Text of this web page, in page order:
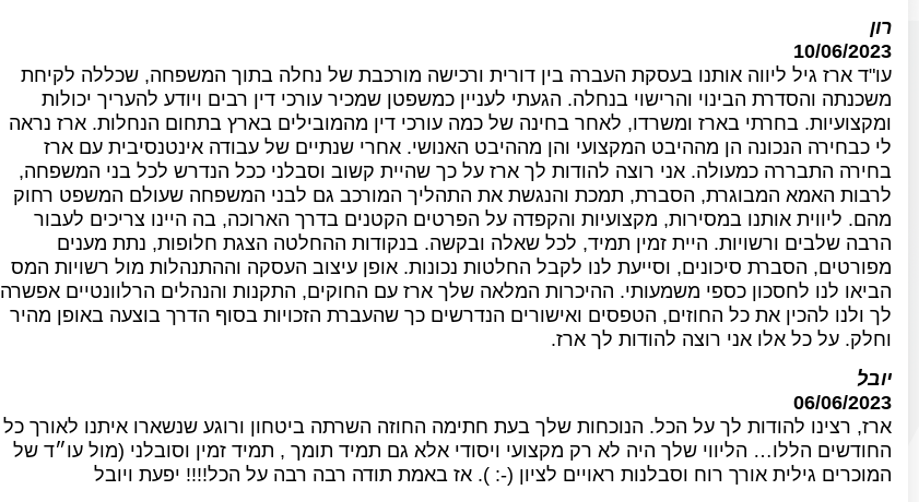
רון
10/06/2023
עו"ד ארז גיל ליווה אותנו בעסקת העברה בין דורית ורכישה מורכבת של נחלה בתוך המשפחה, שכללה לקיחת
משכנתה והסדרת הבינוי והרישוי בנחלה. הגעתי לעניין כמשפטן שמכיר עורכי דין רבים ויודע להעריך יכולות
ומקצועיות. בחרתי בארז ומשרדו, לאחר בחינה של כמה עורכי דין מהמובילים בארץ בתחום הנחלות. ארז נראה
לי כבחירה הנכונה הן מההיבט המקצועי והן מההיבט האנושי. אחרי שנתיים של עבודה אינטנסיבית עם ארז
בחירה התבררה כמעולה. אני רוצה להודות לך ארז על כך שהיית קשוב וסבלני ככל הנדרש לכל בני המשפחה,
לרבות האמא המבוגרת, הסברת, תמכת והנגשת את התהליך המורכב גם לבני המשפחה שעולם המשפט רחוק
מהם. ליווית אותנו במסירות, מקצועיות והקפדה על הפרטים הקטנים בדרך הארוכה, בה היינו צריכים לעבור
הרבה שלבים ורשויות. היית זמין תמיד, לכל שאלה ובקשה. בנקודות ההחלטה הצגת חלופות, נתת מענים
מפורטים, הסברת סיכונים, וסייעת לנו לקבל החלטות נכונות. אופן עיצוב העסקה וההתנהלות מול רשויות המס
הביאו לנו לחסכון כספי משמעותי. ההיכרות המלאה שלך ארז עם החוקים, התקנות והנהלים הרלוונטיים אפשרה
לך ולנו להכין את כל החוזים, הטפסים ואישורים הנדרשים כך שהעברת הזכויות בסוף הדרך בוצעה באופן מהיר
וחלק. על כל אלו אני רוצה להודות לך ארז.
יובל
06/06/2023
ארז, רצינו להודות לך על הכל. הנוכחות שלך בעת חתימה החוזה השרתה ביטחון ורוגע שנשארו איתנו לאורך כל
החודשים הללו… הליווי שלך היה לא רק מקצועי ויסודי אלא גם תמיד תומך , תמיד זמין וסובלני (מול עו״ד של
המוכרים גילית אורך רוח וסבלנות ראויים לציון (-: ). אז באמת תודה רבה רבה על הכל!!!! יפעת ויובל